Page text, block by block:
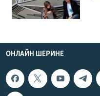
ОНЛАЙН ШЕРИНЕ